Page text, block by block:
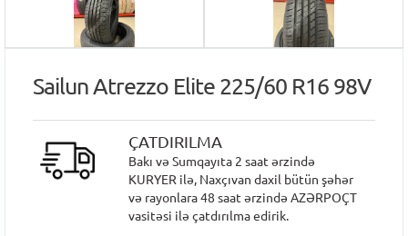
Sailun Atrezzo Elite 225/60 R16 98V
ÇATDIRILMA
Bakı və Sumqayıta 2 saat ərzində
KURYER ilə, Naxçıvan daxil bütün şəhər
və rayonlara 48 saat ərzində AZƏRPOÇT
vasitəsi ilə çatdırılma edirik.